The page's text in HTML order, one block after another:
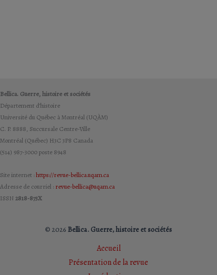
Bellica. Guerre, histoire et sociétés
Département d’histoire
Université du Québec à Montréal (UQÀM)
C. P. 8888, Succursale Centre-Ville
Montréal (Québec) H3C 3P8 Canada
(514) 987-3000 poste 8948
Site internet :https://revue-bellica.uqam.ca
Adresse de courriel : revue-bellica@uqam.ca
ISSN 2818-873X
© 2026 Bellica. Guerre, histoire et sociétés
Accueil
Présentation de la revue